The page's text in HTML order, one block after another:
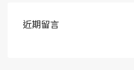
近期留言